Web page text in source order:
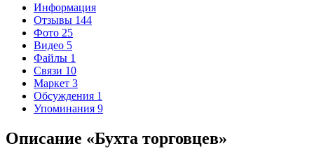
Информация
Отзывы 144
Фото 25
Видео 5
Файлы 1
Связи 10
Маркет 3
Обсуждения 1
Упоминания 9
Описание «Бухта торговцев»